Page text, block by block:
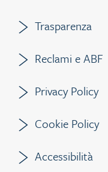
Trasparenza
Reclami e ABF
Privacy Policy
Cookie Policy
Accessibilità